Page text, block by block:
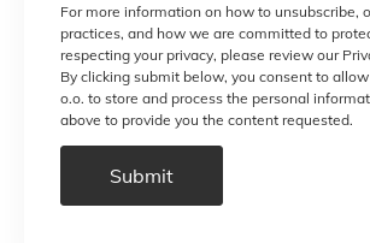
For more information on how to unsubscribe,
practices, and how we are committed to
respecting your privacy, please review our
By clicking submit below, you consent to
o.o. to store and process the personal
above to provide you the content requested.